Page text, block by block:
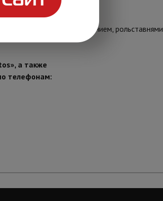
воротами, освещением, рольставнями,
а также
телефонам: